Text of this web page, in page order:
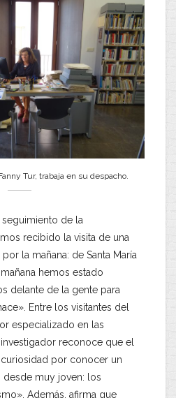
Tur, trabaja en su despacho.
de la
recibido la visita de una
la mañana: de Santa María
hemos estado
delante de la gente para
Entre los visitantes del
especializado en las
investigador reconoce que el
por conocer un
muy joven: los
Además, afirma que